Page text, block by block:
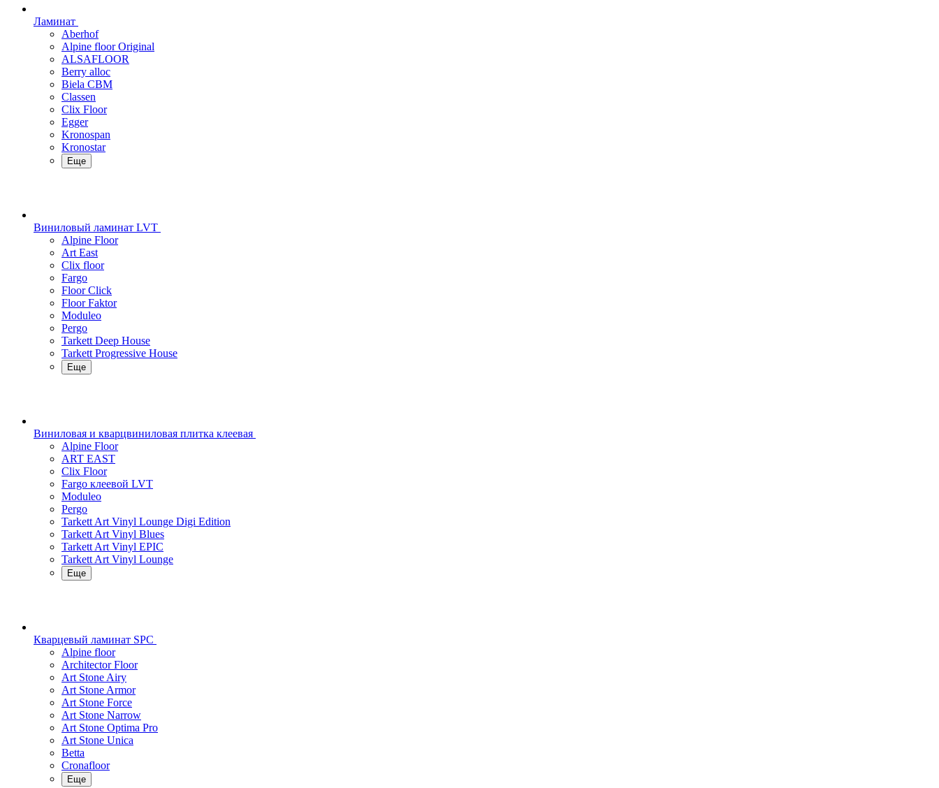
Ламинат
Aberhof
Alpine floor Original
ALSAFLOOR
Berry alloc
Biela CBM
Classen
Clix Floor
Egger
Kronospan
Kronostar
Еще
Виниловый ламинат LVT
Alpine Floor
Art East
Clix floor
Fargo
Floor Click
Floor Faktor
Moduleo
Pergo
Tarkett Deep House
Tarkett Progressive House
Еще
Виниловая и кварцвиниловая плитка клеевая
Alpine Floor
ART EAST
Clix Floor
Fargo клеевой LVT
Moduleo
Pergo
Tarkett Art Vinyl Lounge Digi Edition
Tarkett Art Vinyl Blues
Tarkett Art Vinyl EPIC
Tarkett Art Vinyl Lounge
Еще
Кварцевый ламинат SPC
Alpine floor
Architector Floor
Art Stone Airy
Art Stone Armor
Art Stone Force
Art Stone Narrow
Art Stone Optima Pro
Art Stone Unica
Betta
Cronafloor
Еще